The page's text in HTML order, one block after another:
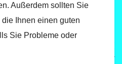
Außerdem sollten Sie
Ihnen einen guten
Sie Probleme oder